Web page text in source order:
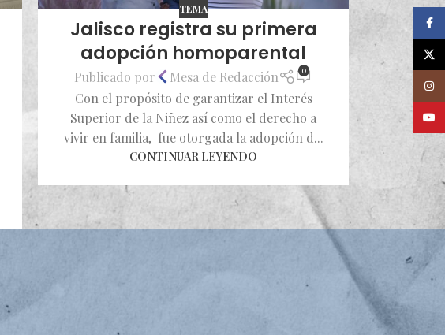
TEMA
Jalisco registra su primera
adopción homoparental
Publicado por Mesa de Redacción 0
Con el propósito de garantizar el Interés
Superior de la Niñez así como el derecho a
vivir en familia, fue otorgada la adopción d...
CONTINUAR LEYENDO